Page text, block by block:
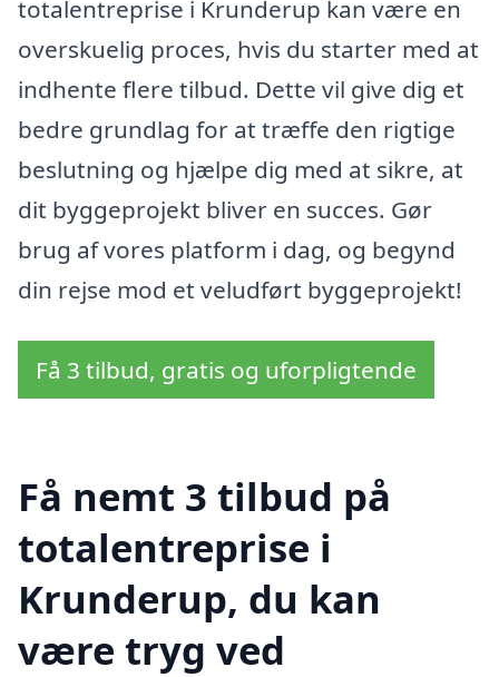
totalentreprise i Krunderup kan være en
overskuelig proces, hvis du starter med at
indhente flere tilbud. Dette vil give dig et
bedre grundlag for at træffe den rigtige
beslutning og hjælpe dig med at sikre, at
dit byggeprojekt bliver en succes. Gør
brug af vores platform i dag, og begynd
din rejse mod et veludført byggeprojekt!
Få 3 tilbud, gratis og uforpligtende
Få nemt 3 tilbud på
totalentreprise i
Krunderup, du kan
være tryg ved